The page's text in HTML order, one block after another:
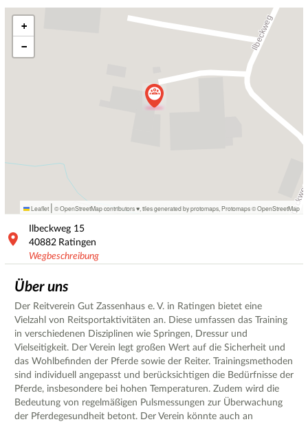
+
−
Leaflet | © OpenStreetMap contributors ♥, tiles generated by protomaps Protomaps©OpenStreetMap
Ilbeckweg 15
40882 Ratingen
Wegbeschreibung
Über uns
Der Reitverein Gut Zassenhaus e. V. in Ratingen bietet eine
Vielzahl von Reitsportaktivitäten an. Diese umfassen das Training
in verschiedenen Disziplinen wie Springen, Dressur und
Vielseitigkeit. Der Verein legt großen Wert auf die Sicherheit und
das Wohlbefinden der Pferde sowie der Reiter. Trainingsmethoden
sind individuell angepasst und berücksichtigen die Bedürfnisse der
Pferde, insbesondere bei hohen Temperaturen. Zudem wird die
Bedeutung von regelmäßigen Pulsmessungen zur Überwachung
der Pferdegesundheit betont. Der Verein könnte auch an